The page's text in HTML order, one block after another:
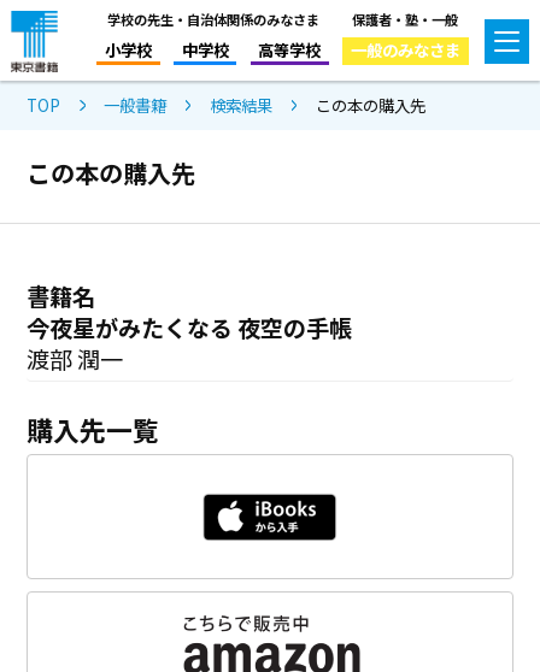
学校の先生・自治体関係のみなさま
小学校 中学校 高等学校
保護者・塾・一般
一般のみなさま
TOP 一般書籍 検索結果 この本の購入先
この本の購入先
書籍名
今夜星がみたくなる 夜空の手帳
渡部 潤一
購入先一覧